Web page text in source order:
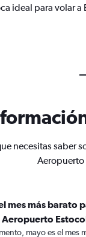
ideal para
necesitas saber
mes más barato
Aeropuerto
mayo es el mes